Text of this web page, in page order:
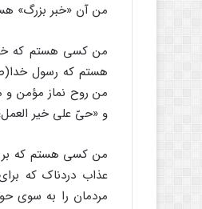
من آن «خبر بزرگ»
من کسی هستم که
هستم که رسول
من روح نماز مؤمن و
و «حیّ علی خیر
عذاب دردناک که
مردمان را به سوی